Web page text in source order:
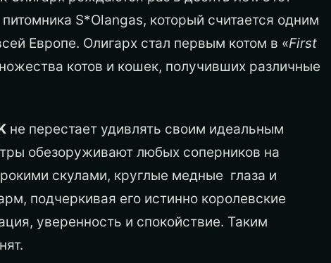
S*Olangas, который считается одним
Европе. Олигарх стал первым котом в «First
котов и кошек, получивших различные
не перестает удивлять своим идеальным
обезоруживают любых соперников на
скулами, круглые медные глаза и
подчеркивая его истинно королевские
уверенность и спокойствие. Таким